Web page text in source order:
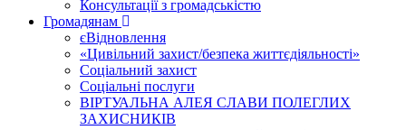
Консультації з громадськістю
Громадянам
єВідновлення
«Цивільний захист/безпека життєдіяльності»
Соціальний захист
Соціальні послуги
ВІРТУАЛЬНА АЛЕЯ СЛАВИ ПОЛЕГЛИХ
ЗАХИСНИКІВ